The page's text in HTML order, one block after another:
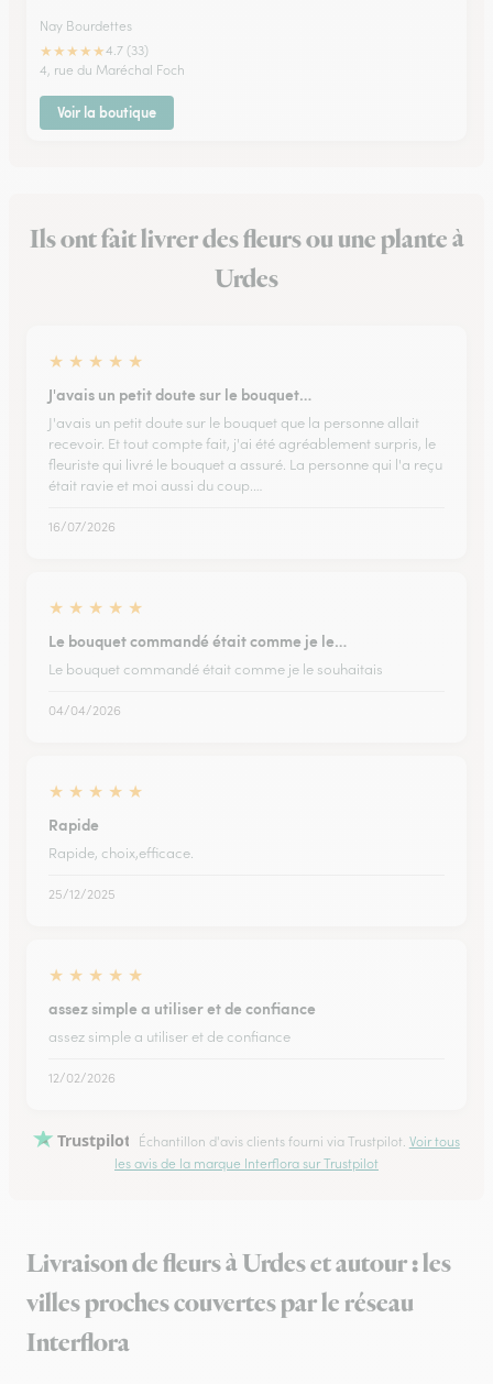
Nay Bourdettes
★★★★★4.7 (33)
4, rue du Maréchal Foch
Voir la boutique
Ils ont fait livrer des fleurs ou une plante à
Urdes
★ ★ ★ ★ ★
J'avais un petit doute sur le bouquet…
J'avais un petit doute sur le bouquet que la personne allait
recevoir. Et tout compte fait, j'ai été agréablement surpris, le
fleuriste qui livré le bouquet a assuré. La personne qui l'a reçu
était ravie et moi aussi du coup.…
16/07/2026
★ ★ ★ ★ ★
Le bouquet commandé était comme je le…
Le bouquet commandé était comme je le souhaitais
04/04/2026
★ ★ ★ ★ ★
Rapide
Rapide, choix,efficace.
25/12/2025
★ ★ ★ ★ ★
assez simple a utiliser et de confiance
assez simple a utiliser et de confiance
12/02/2026
Trustpilot Échantillon d'avis clients fourni via Trustpilot. Voir tous
les avis de la marque Interflora sur Trustpilot
Livraison de fleurs à Urdes et autour : les
villes proches couvertes par le réseau
Interflora